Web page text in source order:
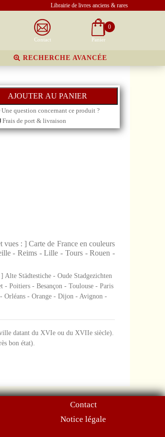
Librairie de livres anciens & rares
Contact
0
Panier
RECHERCHE AVANCÉE
Une question concernant ce produit ?
Frais de port & livraison
: ] Carte de France en couleurs
- Reims - Lille - Tours - Rouen -
Städtestiche - Oude Stadgezichten
- Poitiers - Besançon - Toulouse - Paris
Orléans - Orange - Dijon - Avignon -
ville datant du XVIe ou du XVIIe siècle).
bon état).
Contact
Notice légale